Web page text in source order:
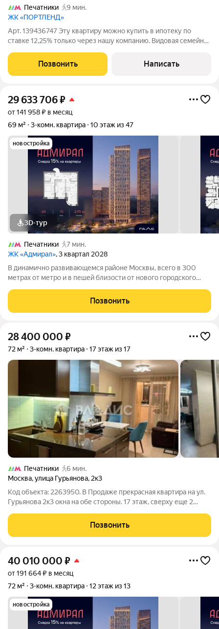
Печатники
9 мин.
ЖК «ПОРТЛЕНД»
Арт. 139436747 Эту квартиру можно купить в ипотеку по
ставке 12,25% только через нашу компанию. Видовая семейная
дешевле аналогичных предложений от застройщика и не
ждать сдачи дома до 2028 года.
Позвонить Написать
29 633 706₽
от 141 958 ₽ в месяц
69 м²
3-комн. квартира 10 этаж из 47
новостройка
3D-тур
Печатники
7 мин.
ЖК «Адмирал», 3 квартал 2028
В динамично развивающемся районе Москвы, всего в 300
метрах от метро и в пешей близости от нового городского
автомобилей, продается 3-комнатная квартира площадью
69.00 м. без отделки. Квартира
Позвонить
28 400 000 ₽
72 м² 3-комн. квартира 17 этаж из 17
Печатники
6 мин.
Москва,улица Гурьянова, 2к3
Код объекта: 2263950. В Продаже прекрасная квартира на ул.
Гурьянова 2к3 окна на обе стороны. 17 этаж, сверху еще 2
собственник, более 5 лет, без обременений, ДКП, полная
стоимость, возможна ипотека.
Позвонить
40 010 000 ₽
от 191 664 ₽ в месяц
72 м²
3-комн. квартира 12 этаж из 13
новостройка